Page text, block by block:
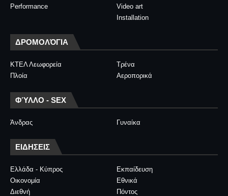
Video art
Performance
Installation
ΔΡΟΜΟΛΌΓΙΑ
ΚΤΕΛ Λεωφορεία
Τρένα
Πλοία
Αεροπορικά
ΦΎΛΛΟ - SEX
Άνδρας Γυναίκα
ΕΙΔΗΣΕΙΣ
Ελλάδα - Κύπρος
Εκπαίδευση
Οικονομία
Εθνικά
Διεθνή
Πόντος